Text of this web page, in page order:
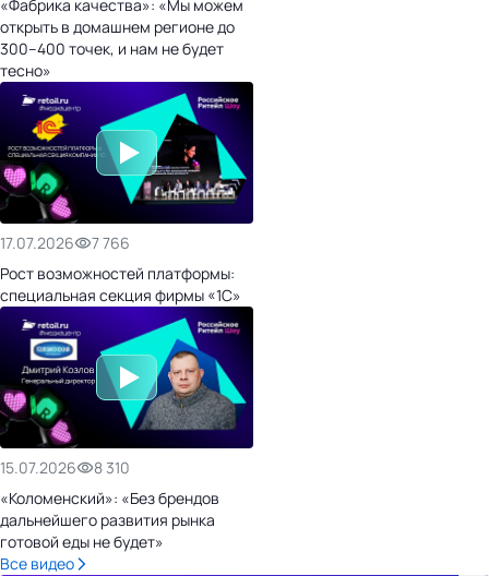
«Фабрика качества»: «Мы можем
открыть в домашнем регионе до
300–400 точек, и нам не будет
тесно»
17.07.2026
7 766
Рост возможностей платформы:
специальная секция фирмы «1С»
15.07.2026
8 310
«Коломенский»: «Без брендов
дальнейшего развития рынка
готовой еды не будет»
Все видео